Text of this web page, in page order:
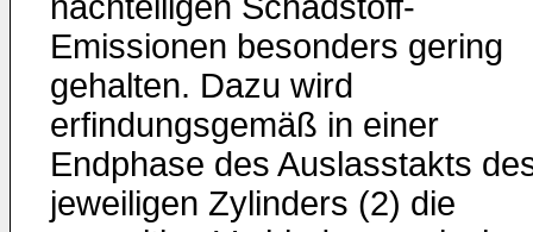
Emissionen besonders gering
gehalten. Dazu wird
erfindungsgemäß in einer
Endphase des Auslasstakts
jeweiligen Zylinders (2) die